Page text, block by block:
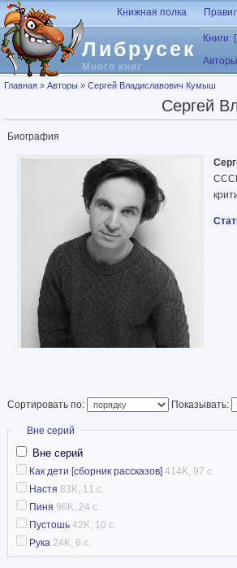
Перейти к основному содержанию
Либрусек
Много книг
Книжная полка
Книги:
Вы здесь
Главная » Авторы » Сергей Владиславович Кумыш
Сергей
Биография
Сортировать по: Показывать:
Скрыть
Вне серий
Вне серий
Как дети [сборник рассказов] 414K, 97 с.
Настя 83K, 11 с.
Пиня 96K, 24 с.
Пустошь 42K, 10 с.
Рука 24K, 6 с.